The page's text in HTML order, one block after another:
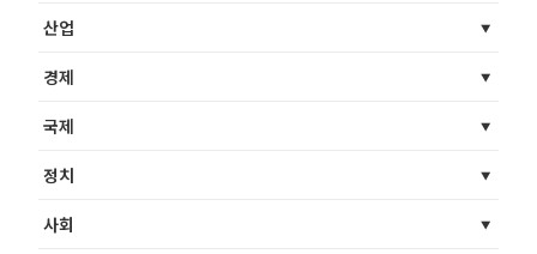
산업
경제
국제
정치
사회